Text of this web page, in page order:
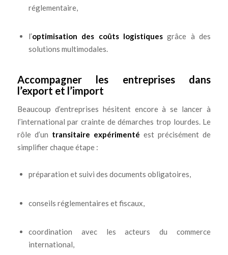
réglementaire,
l’optimisation des coûts logistiques grâce à des
solutions multimodales.
Accompagner les entreprises dans
l’export et l’import
Beaucoup d’entreprises hésitent encore à se lancer à
l’international par crainte de démarches trop lourdes. Le
rôle d’un transitaire expérimenté est précisément de
simplifier chaque étape :
préparation et suivi des documents obligatoires,
conseils réglementaires et fiscaux,
coordination avec les acteurs du commerce
international,